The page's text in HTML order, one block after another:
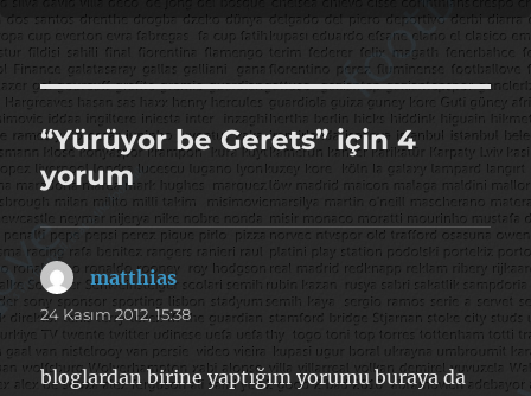
“Yürüyor be Gerets” için 4
yorum
matthiasdedi
ki:
24 Kasım 2012, 15:38
bloglardan birine yaptığım yorumu buraya da